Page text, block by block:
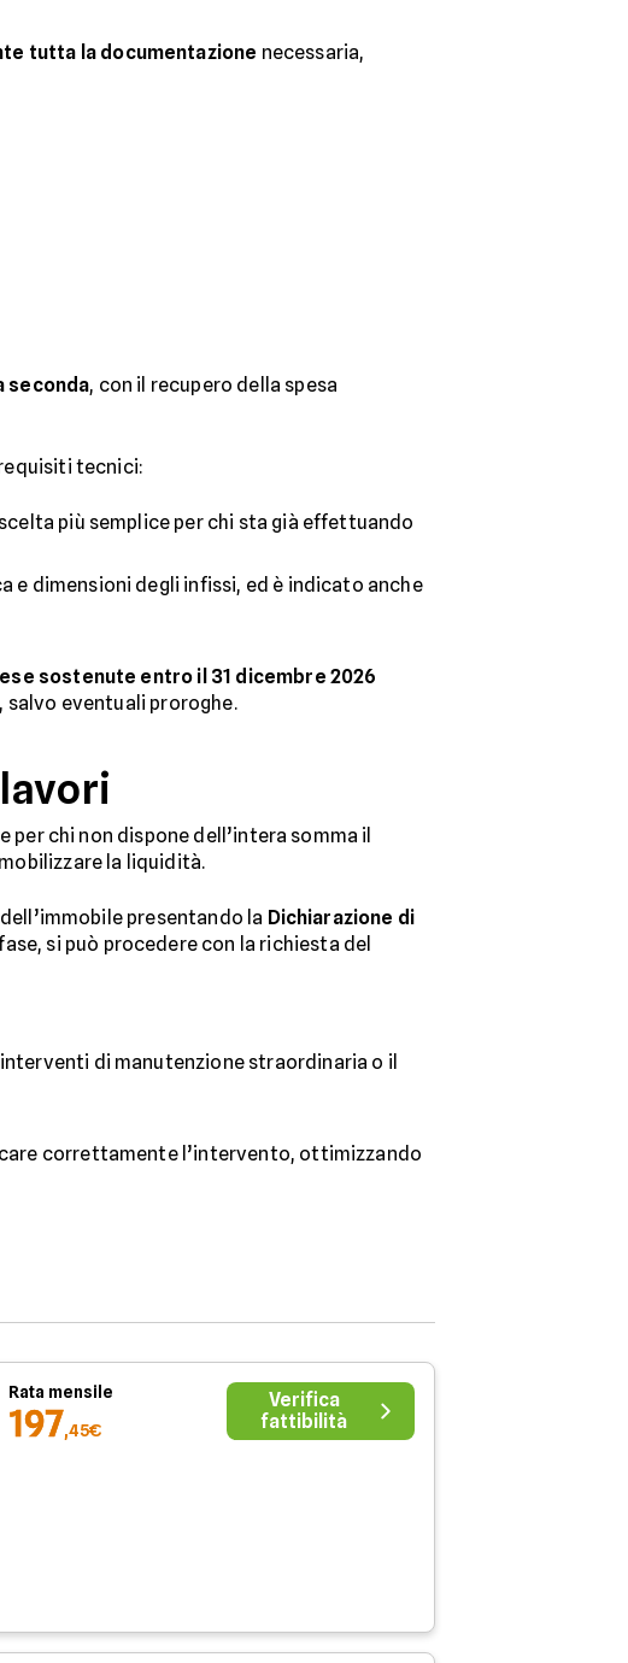
tutta la documentazione necessaria,
seconda, con il recupero della spesa
tecnici:
più semplice per chi sta già effettuando
dimensioni degli infissi, ed è indicato anche
sostenute entro il 31 dicembre 2026
salvo eventuali proroghe.
chi non dispone dell’intera somma il
la liquidità.
presentando la Dichiarazione di
si può procedere con la richiesta del
di manutenzione straordinaria o il
correttamente l’intervento, ottimizzando
Rata mensile
197,45€
Verifica
fattibilità